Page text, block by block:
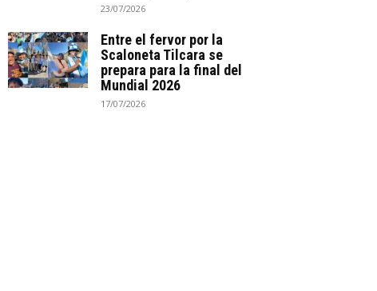
23/07/2026
Entre el fervor por la
Scaloneta Tilcara se
prepara para la final del
Mundial 2026
17/07/2026